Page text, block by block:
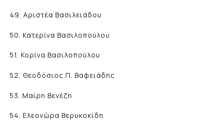
49. Αριστέα Βασιλειάδου
50. Κατερίνα Βασιλοπούλου
51. Κορίνα Βασιλοπούλου
52. Θεοδόσιος Π. Βαφειάδης
53. Μαίρη Βενέζη
54. Ελεονώρα Βερυκοκίδη